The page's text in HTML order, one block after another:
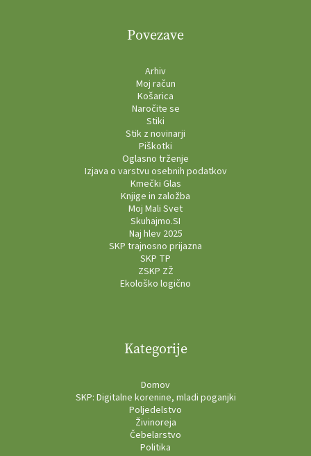
Povezave
Arhiv
Moj račun
Košarica
Naročite se
Stiki
Stik z novinarji
Piškotki
Oglasno trženje
Izjava o varstvu osebnih podatkov
Kmečki Glas
Knjige in založba
Moj Mali Svet
Skuhajmo.SI
Naj hlev 2025
SKP trajnosno prijazna
SKP TP
ZSKP ZŽ
Ekološko logično
Kategorije
Domov
SKP: Digitalne korenine, mladi poganjki
Poljedelstvo
Živinoreja
Čebelarstvo
Politika